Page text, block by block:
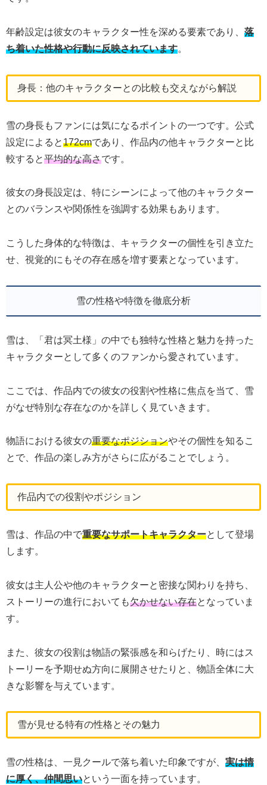
年齢設定は彼女のキャラクター性を深める要素であり、 落
ち着いた性格や行動に反映されています。
身長：他のキャラクターとの比較も交えながら解説
雪の身長もファンには気になるポイントの一つです。公式
設定によると172cmであり、作品内の他キャラクターと比
較すると平均的な高さです。
彼女の身長設定は、特にシーンによって他のキャラクター
とのバランスや関係性を強調する効果もあります。
こうした身体的な特徴は、キャラクターの個性を引き立た
せ、視覚的にもその存在感を増す要素となっています。
雪の性格や特徴を徹底分析
雪は、「君は冥土様」の中でも独特な性格と魅力を持った
キャラクターとして多くのファンから愛されています。
ここでは、作品内での彼女の役割や性格に焦点を当て、雪
がなぜ特別な存在なのかを詳しく見ていきます。
物語における彼女の重要なポジションやその個性を知るこ
とで、作品の楽しみ方がさらに広がることでしょう。
作品内での役割やポジション
雪は、作品の中で重要なサポートキャラクターとして登場
します。
彼女は主人公や他のキャラクターと密接な関わりを持ち、
ストーリーの進行においても欠かせない存在となっていま
す。
また、彼女の役割は物語の緊張感を和らげたり、時にはス
トーリーを予期せぬ方向に展開させたりと、物語全体に大
きな影響を与えています。
雪が見せる特有の性格とその魅力
雪の性格は、一見クールで落ち着いた印象ですが、 実は情
に厚く、仲間思いという一面を持っています。